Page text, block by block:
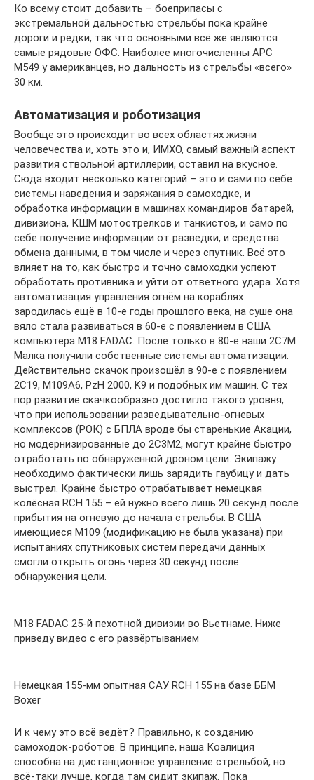
Ко всему стоит добавить – боеприпасы с
экстремальной дальностью стрельбы пока крайне
дороги и редки, так что основными всё же являются
самые рядовые ОФС. Наиболее многочисленны АРС
М549 у американцев, но дальность из стрельбы «всего»
30 км.
Автоматизация и роботизация
Вообще это происходит во всех областях жизни
человечества и, хоть это и, ИМХО, самый важный аспект
развития ствольной артиллерии, оставил на вкусное.
Сюда входит несколько категорий – это и сами по себе
системы наведения и заряжания в самоходке, и
обработка информации в машинах командиров батарей,
дивизиона, КШМ мотострелков и танкистов, и само по
себе получение информации от разведки, и средства
обмена данными, в том числе и через спутник. Всё это
влияет на то, как быстро и точно самоходки успеют
обработать противника и уйти от ответного удара. Хотя
автоматизация управления огнём на кораблях
зародилась ещё в 10-е годы прошлого века, на суше она
вяло стала развиваться в 60-е с появлением в США
компьютера M18 FADAC. После только в 80-е наши 2С7М
Малка получили собственные системы автоматизации.
Действительно скачок произошёл в 90-е с появлением
2С19, М109А6, PzH 2000, K9 и подобных им машин. С тех
пор развитие скачкообразно достигло такого уровня,
что при использовании разведывательно-огневых
комплексов (РОК) с БПЛА вроде бы старенькие Акации,
но модернизированные до 2С3М2, могут крайне быстро
отработать по обнаруженной дроном цели. Экипажу
необходимо фактически лишь зарядить гаубицу и дать
выстрел. Крайне быстро отрабатывает немецкая
колёсная RCH 155 – ей нужно всего лишь 20 секунд после
прибытия на огневую до начала стрельбы. В США
имеющиеся М109 (модификацию не была указана) при
испытаниях спутниковых систем передачи данных
смогли открыть огонь через 30 секунд после
обнаружения цели.
M18 FADAC 25-й пехотной дивизии во Вьетнаме. Ниже
приведу видео с его развёртыванием
Немецкая 155-мм опытная САУ RCH 155 на базе ББМ
Boxer
И к чему это всё ведёт? Правильно, к созданию
самоходок-роботов. В принципе, наша Коалиция
способна на дистанционное управление стрельбой, но
всё-таки лучше, когда там сидит экипаж. Пока